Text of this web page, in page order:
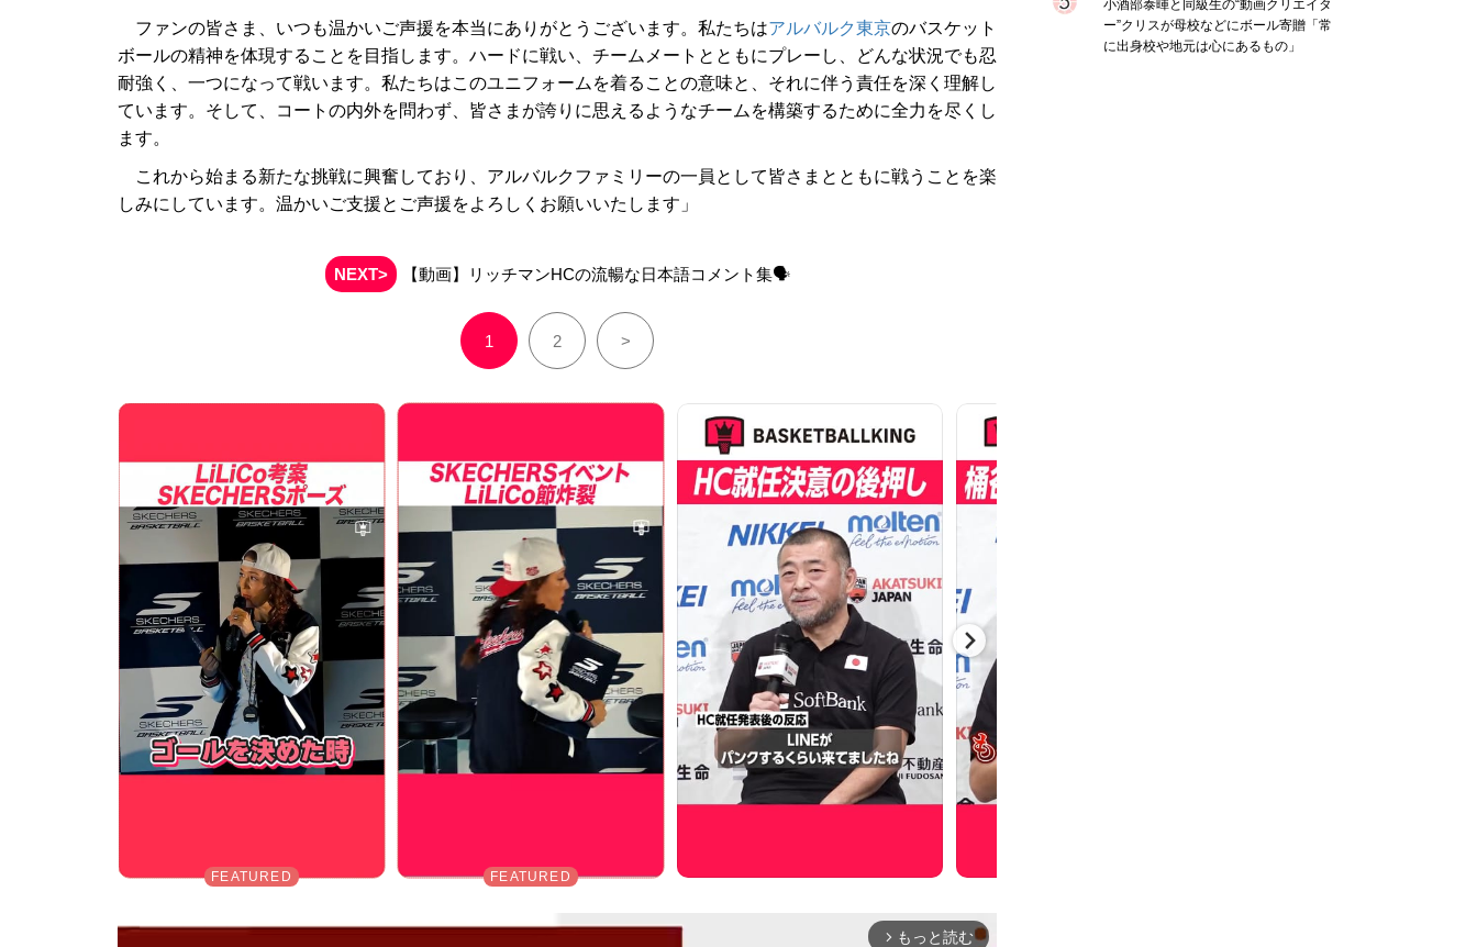
ファンの皆さま、いつも温かいご声援を本当にありがとうございます。私たちはアルバルク東京のバスケット
ボールの精神を体現することを目指します。ハードに戦い、チームメートとともにプレーし、どんな状況でも忍
耐強く、一つになって戦います。私たちはこのユニフォームを着ることの意味と、それに伴う責任を深く理解し
ています。そして、コートの内外を問わず、皆さまが誇りに思えるようなチームを構築するために全力を尽くし
ます。
これから始まる新たな挑戦に興奮しており、アルバルクファミリーの一員として皆さまとともに戦うことを楽
しみにしています。温かいご支援とご声援をよろしくお願いいたします」
NEXT> 【動画】リッチマンHCの流暢な日本語コメント集🗣️
1 2 >
arrow_forward_ios もっと読む
小酒部泰暉と同級生の“動画クリエイタ
ー”クリスが母校などにボール寄贈「常
に出身校や地元は心にあるもの」